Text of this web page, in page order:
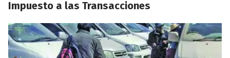
Impuesto a las Transacciones